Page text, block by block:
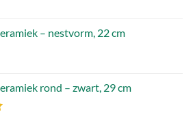
– nestvorm, 22 cm
rond – zwart, 29 cm